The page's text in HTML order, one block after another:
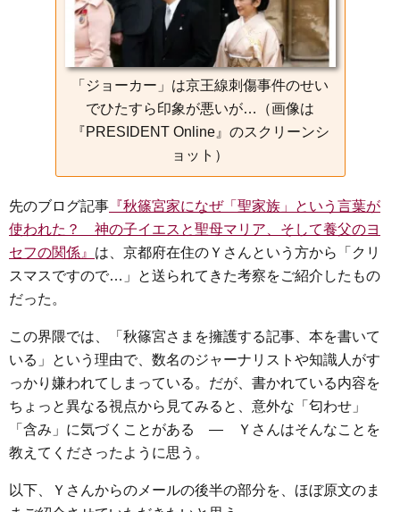
「ジョーカー」は京王線刺傷事件のせい
でひたすら印象が悪いが…（画像は
『PRESIDENT Online』のスクリーンシ
ョット）
先のブログ記事 『秋篠宮家になぜ「聖家族」という言葉が
使われた？ 神の子イエスと聖母マリア、そして養父のヨ
セフの関係』 は、京都府在住のＹさんという方から「クリ
スマスですので…」と送られてきた考察をご紹介したもの
だった。
この界隈では、「秋篠宮さまを擁護する記事、本を書いて
いる」という理由で、数名のジャーナリストや知識人がす
っかり嫌われてしまっている。だが、書かれている内容を
ちょっと異なる視点から見てみると、意外な「匂わせ」
「含み」に気づくことがある ― Ｙさんはそんなことを
教えてくださったように思う。
以下、Ｙさんからのメールの後半の部分を、ほぼ原文のま